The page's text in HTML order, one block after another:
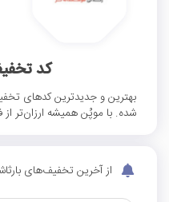
کد
بهترین و جدیدترین کدهای
شده. با موپُن همیشه ارزان‌تر از
از آخرین تخفیف‌های